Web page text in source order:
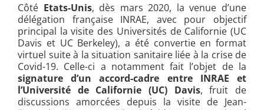
Côté Etats-Unis, dès mars 2020, la venue d’une
délégation française INRAE, avec pour objectif
principal la visite des Universités de Californie (UC
Davis et UC Berkeley), a été convertie en format
virtuel suite à la situation sanitaire liée à la crise de
Covid-19. Celle-ci a notamment fait l’objet de la
signature d’un accord-cadre entre INRAE et
l’Université de Californie (UC) Davis, fruit de
discussions amorcées depuis la visite de Jean-